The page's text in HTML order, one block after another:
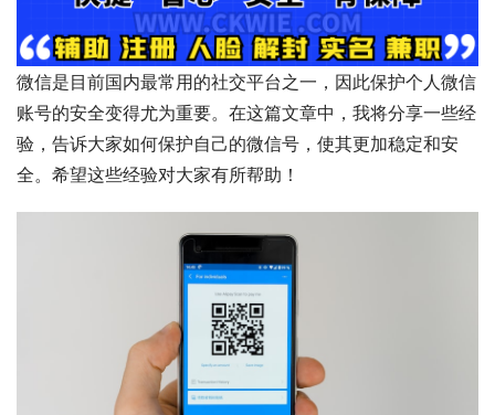
微信是目前国内最常用的社交平台之一，因此保护个人微信
账号的安全变得尤为重要。在这篇文章中，我将分享一些经
验，告诉大家如何保护自己的微信号，使其更加稳定和安
全。希望这些经验对大家有所帮助！